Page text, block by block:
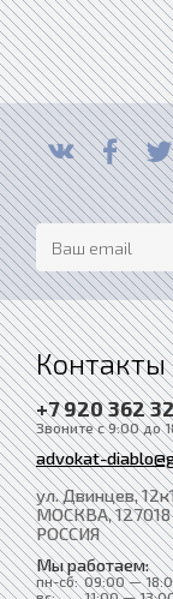
Контакты
+7 920 362
Звоните с 9:00 до
advokat-
ул. Двинцев,
МОСКВА, 127018
РОССИЯ
Мы работаем:
пн-сб: 09:00 —